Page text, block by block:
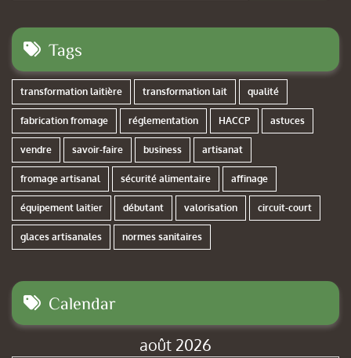
Tags
transformation laitière transformation lait qualité
fabrication fromage réglementation HACCP astuces
vendre savoir-faire business artisanat
fromage artisanal sécurité alimentaire affinage
équipement laitier débutant valorisation circuit-court
glaces artisanales normes sanitaires
Calendar
août 2026